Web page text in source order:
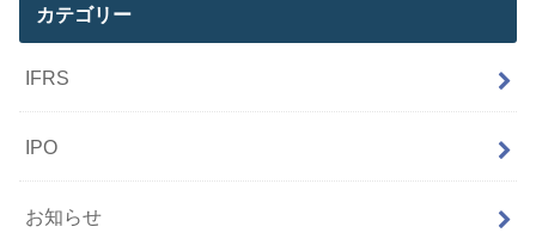
カテゴリー
IFRS
IPO
お知らせ